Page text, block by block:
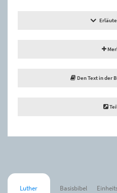
Den Text in der
Luther Basisbibel